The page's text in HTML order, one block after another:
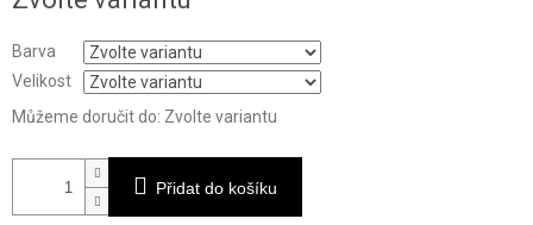
cena:
Barva
Velikost
Můžeme doručit do: Zvolte variantu
Přidat do košíku